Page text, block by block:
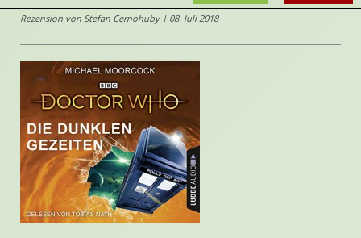
Rezension von Stefan Cernohuby | 08. Juli 2018